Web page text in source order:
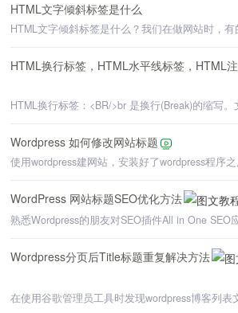
HTML文字倾斜标签是什么
HTML换行标签，HTML水平线标签，HTML
Wordpress 如何修改网站标题
WordPress 网站标题SEO优化方法
Wordpress分页后Title标题重复解决方法